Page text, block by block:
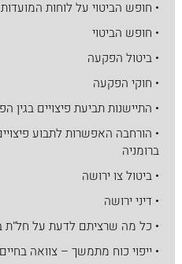
• חופש הביטוי על לוחות
• חופש הביטוי
• ביטול הפקעה
• חוקי הפקעה
• התיישנות תביעת פיצויים בגין
• הורחבה האפשרות לתבוע
ברומניה
• ביטול צו ירושה
• דיני ירושה
• כל מה שרציתם לדעת על חל"ת
• ייפוי כוח מתמשך – צוואה בחיים